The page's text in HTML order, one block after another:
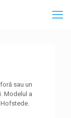
sau un
Modelul a